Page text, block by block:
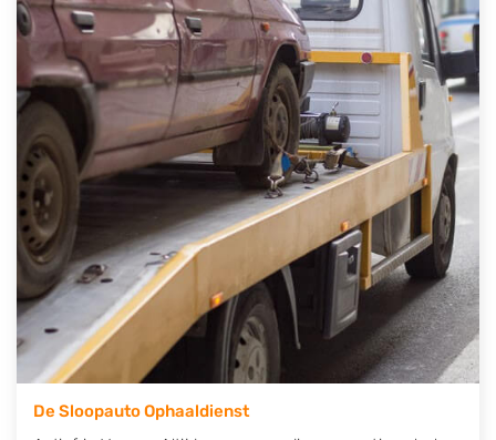
auto gratis ophalen in Venray. Neem telefonisch
contact op of maak een terugbelafspraak. Wilt u
direct een tweedehands auto onderdelen offerte
aanvragen? Dat kan via de Onderdelenlijn! Vul uw
kenteken in en druk op verzenden.
Wij kunnen u helpen met de inkoop van auto's van
eigenlijk alle merken, zoals Alfa Romeo, Audi, BMW,
Chevrolet, Citroën, Dacia, Fiat, Ford, Honda, Hyundai,
Kia, Mazda, Mercedes Benz, Mitsubishi, Nissan, Opel,
Peugeot, Porsche, Renault, Seat, Skoda, Suzuki, Tesla,
Toyota, Volkswagen en Volvo.
De Sloopauto Ophaaldienst